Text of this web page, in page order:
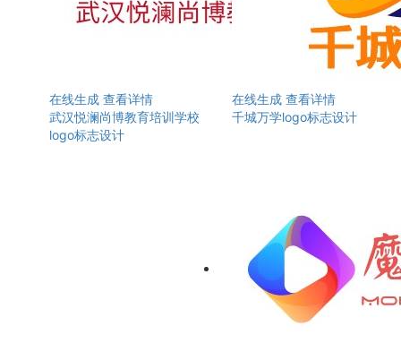
在线生成 查看详情
武汉悦澜尚博教育培训学校
logo标志设计
在线生成 查看详情
千城万学logo标志设计